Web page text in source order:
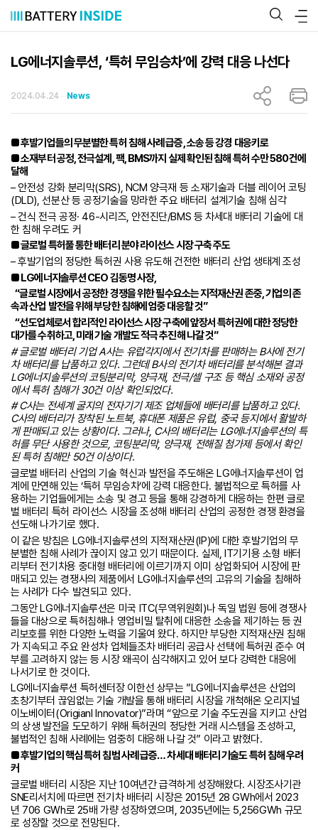
츠
LG에너지솔루션, ‘특허 무임승차’에 강력 대응 나선다
2024.04.24 News
■ 후발기업들의 무분별한 특허 침해 사례 급증, 소송 등 강경 대응키로
■ 소재부터 공정, 전극설계, 팩, BMS까지 실제 확인된 침해 특허 수만 580건에
달해
– 안전성 강화 분리막(SRS), NCM 양극재 등 소재기술과 더블 레이어 코팅
(DLD), 선분산 등 공정기술을 망라한 주요 배터리 설계기술 침해 심각
– 건식 전극 공정· 46-시리즈, 안전진단/BMS 등 차세대 배터리 기술에 대
한 침해 우려도 커
■ 글로벌 특허풀 통한 배터리 분야 라이선스 시장 구축 주도
– 후발기업의 정당한 특허권 사용 유도해 건전한 배터리 산업 생태계 조성
■ LG에너지솔루션 CEO 김동명 사장,
“글로벌 시장에서 공정한 경쟁을 위한 필수요소는 지적재산권 존중, 기업의 존
속과 산업 발전을 위해 부당한 침해에 엄중 대응할 것”
“선도업체로서 합리적인 라이선스 시장 구축에 앞장서 특허권에 대한 정당한
대가를 수취하고, 미래 기술 개발도 적극 추진해 나갈 것”
# 글로벌 배터리 기업 A사는 유럽각지에서 전기차를 판매하는 B사에 전기
차 배터리를 납품하고 있다. 그런데 B사의 전기차 배터리를 분석해본 결과
LG에너지솔루션의 코팅분리막, 양극재, 전극/셀 구조 등 핵심 소재와 공정
에서 특허 침해가 30건 이상 확인되었다.
# C사는 전세계 굴지의 전자기기 제조 업체들에 배터리를 납품하고 있다.
C사의 배터리가 장착된 노트북, 휴대폰 제품은 유럽, 중국 등지에서 활발하
게 판매되고 있는 상황이다. 그러나, C사의 배터리는 LG에너지솔루션의 특
허를 무단 사용한 것으로, 코팅분리막, 양극재, 전해질 첨가제 등에서 확인
된 특허 침해만 50건 이상이다.
글로벌 배터리 산업의 기술 혁신과 발전을 주도해온 LG에너지솔루션이 업
계에 만연해 있는 ‘특허 무임승차’에 강력 대응한다. 불법적으로 특허를 사
용하는 기업들에게는 소송 및 경고 등을 통해 강경하게 대응하는 한편 글로
벌 배터리 특허 라이선스 시장을 조성해 배터리 산업의 공정한 경쟁 환경을
선도해 나가기로 했다.
이 같은 방침은 LG에너지솔루션의 지적재산권(IP)에 대한 후발기업의 무
분별한 침해 사례가 끊이지 않고 있기 때문이다. 실제, IT기기용 소형 배터
리부터 전기차용 중대형 배터리에 이르기까지 이미 상업화되어 시장에 판
매되고 있는 경쟁사의 제품에서 LG에너지솔루션의 고유의 기술을 침해하
는 사례가 다수 발견되고 있다.
그동안 LG에너지솔루션은 미국 ITC(무역위원회)나 독일 법원 등에 경쟁사
들을 대상으로 특허침해나 영업비밀 탈취에 대응한 소송을 제기하는 등 권
리보호를 위한 다양한 노력을 기울여 왔다. 하지만 부당한 지적재산권 침해
가 지속되고 주요 완성차 업체들조차 배터리 공급사 선택에 특허권 준수 여
부를 고려하지 않는 등 시장 왜곡이 심각해지고 있어 보다 강력한 대응에
나서기로 한 것이다.
LG에너지솔루션 특허센터장 이한선 상무는 ”LG에너지솔루션은 산업의
초창기부터 끊임없는 기술 개발을 통해 배터리 시장을 개척해온 오리지널
이노베이터(Origianl Innovator)”라며 “앞으로 기술 주도권을 지키고 산업
의 상생 발전을 도모하기 위해 특허권의 정당한 거래 시스템을 조성하고,
불법적인 침해 사례에는 엄중히 대응해 나갈 것” 이라고 밝혔다.
■ 후발기업의 핵심 특허 침범 사례 급증… 차세대 배터리 기술도 특허 침해 우려
커
글로벌 배터리 시장은 지난 10여년간 급격하게 성장해왔다. 시장조사기관
SNE리서치에 따르면 전기차 배터리 시장은 2015년 28 GWh에서 2023
년 706 GWh로 25배 가량 성장하였으며, 2035년에는 5,256GWh 규모
로 성장할 것으로 전망된다.